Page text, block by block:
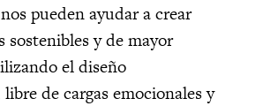
pueden ayudar a crear
sostenibles y de mayor
el diseño
de cargas emocionales y